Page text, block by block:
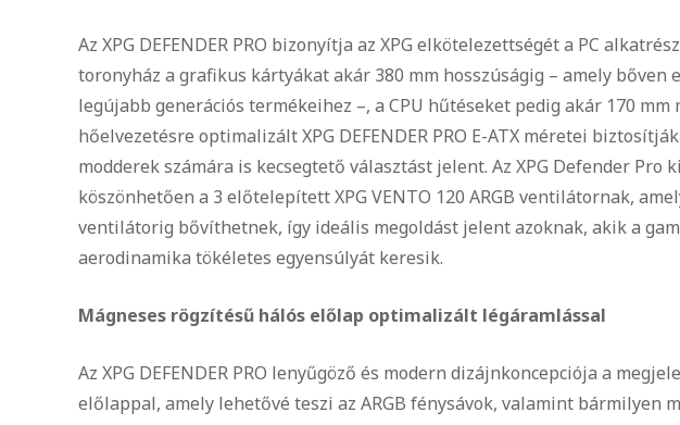
Az XPG DEFENDER PRO bizonyítja az XPG elkötelezettségét a PC
toronyház a grafikus kártyákat akár 380 mm hosszúságig – amely bőven
legújabb generációs termékeihez –, a CPU hűtéseket pedig akár 170 mm
hőelvezetésre optimalizált XPG DEFENDER PRO E-ATX méretei
modderek számára is kecsegtető választást jelent. Az XPG Defender
köszönhetően a 3 előtelepített XPG VENTO 120 ARGB ventilátornak,
ventilátorig bővíthetnek, így ideális megoldást jelent azoknak, akik a
aerodinamika tökéletes egyensúlyát keresik.
Mágneses rögzítésű hálós előlap optimalizált légáramlással
Az XPG DEFENDER PRO lenyűgöző és modern dizájnkoncepciója a
előlappal, amely lehetővé teszi az ARGB fénysávok, valamint bármilyen